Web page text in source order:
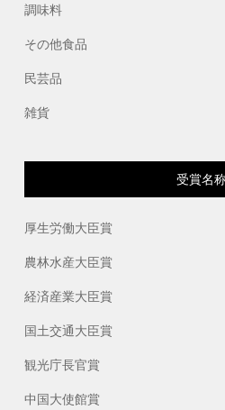
調味料
その他食品
民芸品
雑貨
受賞名
厚生労働大臣賞
農林水産大臣賞
経済産業大臣賞
国土交通大臣賞
観光庁長官賞
中国大使館賞